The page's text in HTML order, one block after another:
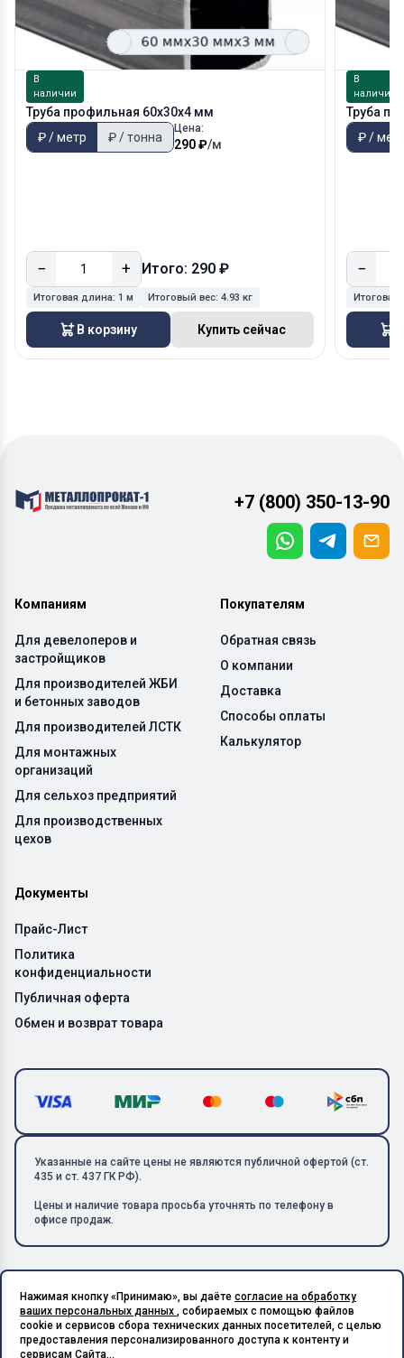
В
наличии
Труба профильная 60х30х4 мм
₽ / метр
₽ / тонна
Цена:
290 ₽/м
− + Итого: 290 ₽
Итоговая длина: 1 м Итоговый вес: 4.93 кг
В корзину Купить сейчас
В
наличии
Труба
₽ /
−
+7 (800) 350-13-90
Компаниям
Для девелоперов и
застройщиков
Для производителей ЖБИ
и бетонных заводов
Для производителей ЛСТК
Для монтажных
организаций
Для сельхоз предприятий
Для производственных
цехов
Покупателям
Обратная связь
О компании
Доставка
Способы оплаты
Калькулятор
Документы
Прайс-Лист
Политика
конфиденциальности
Публичная оферта
Обмен и возврат товара
Указанные на сайте цены не являются публичной офертой (ст.
435 и ст. 437 ГК РФ).
Цены и наличие товара просьба уточнять по телефону в
офисе продаж.
Copyright © 2026 ООО «Металлолом-1». Все права защищены.
Разработано в X-Point.Studio
ИНН: 5003129594 | КПП: 500301001 | ОГРН: 1185027017240
Подпишитесь на Telegram,
получите скидку 20%
Нажимая кнопку «Принимаю», вы даёте согласие на обработку
ваших персональных данных , собираемых с помощью файлов
cookie и сервисов сбора технических данных посетителей, с целью
предоставления персонализированного доступа к контенту и
сервисам Сайта...